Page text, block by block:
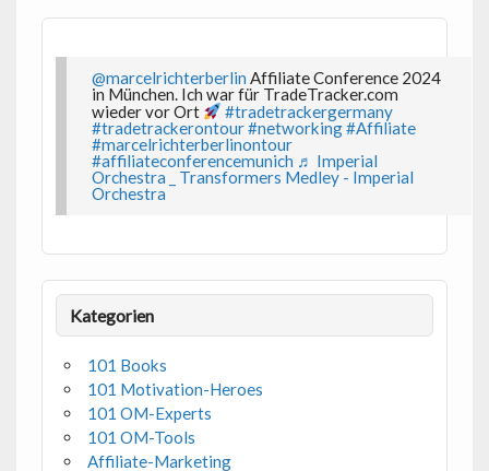
@marcelrichterberlin Affiliate Conference 2024
in München. Ich war für TradeTracker.com
wieder vor Ort
#tradetrackergermany
#tradetrackerontour#networking#Affiliate
#marcelrichterberlinontour
#affiliateconferencemunich ♬ Imperial
Orchestra _ Transformers Medley - Imperial
Orchestra
Kategorien
101 Books
101 Motivation-Heroes
101 OM-Experts
101 OM-Tools
Affiliate-Marketing